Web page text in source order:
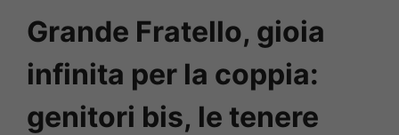
Grande Fratello, gioia
infinita per la coppia:
genitori bis, le tenere